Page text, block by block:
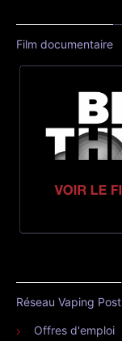
Film documentaire
Réseau Vaping Post
Offres d'emploi